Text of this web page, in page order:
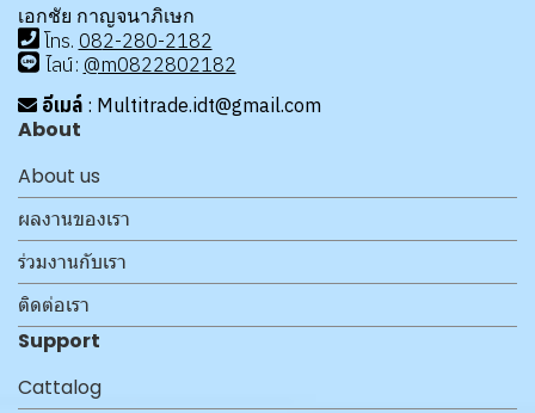
เอกชัย กาญจนาภิเษก
โทร. 082-280-2182
ไลน์: @m0822802182
อีเมล์ : Multitrade.idt@gmail.com
About
About us
ผลงานของเรา
ร่วมงานกับเรา
ติดต่อเรา
Support
Cattalog